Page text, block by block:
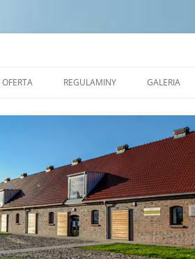
ALEJA NAUKI
SALA EKOSYSTEMÓW
SALA ZJAWISK ATMOSFERYCZNYCH
OFERTA
PRACOWNIA CERAMICZNA
REZERWAT FORMY
REGULAMINY
REGULAMIN POBYTU GRUP W
TRANSGRANICZNYM OŚRODKU
EDUKACJI EKOLOGICZNEJ W
ZALESIU
GALERIA